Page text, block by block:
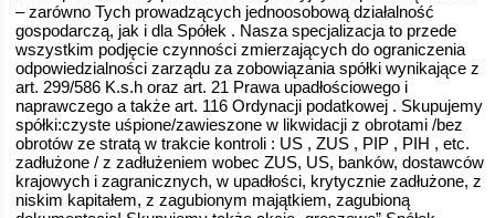
– zarówno Tych prowadzących jednoosobową działalność
gospodarczą, jak i dla Spółek . Nasza specjalizacja to przede
wszystkim podjęcie czynności zmierzających do ograniczenia
odpowiedzialności zarządu za zobowiązania spółki wynikające z
art. 299/586 K.s.h oraz art. 21 Prawa upadłościowego i
naprawczego a także art. 116 Ordynacji podatkowej . Skupujemy
spółki:czyste uśpione/zawieszone w likwidacji z obrotami /bez
obrotów ze stratą w trakcie kontroli : US , ZUS , PIP , PIH , etc.
zadłużone / z zadłużeniem wobec ZUS, US, banków, dostawców
krajowych i zagranicznych, w upadłości, krytycznie zadłużone, z
niskim kapitałem, z zagubionym majątkiem, zagubioną